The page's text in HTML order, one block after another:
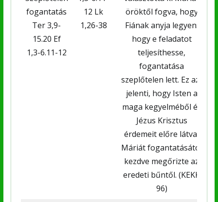
fogantatás
Ter 3,9-
15.20 Ef
1,3-6.11-12
12 Lk
1,26-38
öröktől fogva, hogy
Fiának anyja legyen:
hogy e feladatot
teljesíthesse,
fogantatása
szeplőtelen lett. Ez azt
jelenti, hogy Isten a
maga kegyelméből és
Jézus Krisztus
érdemeit előre látva,
Máriát fogantatásától
kezdve megőrizte az
eredeti bűntől. (KEKK
96)